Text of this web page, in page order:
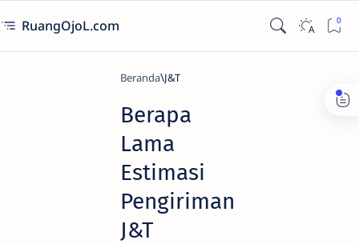
RuangOjoL.com
Beranda J&T
Berapa
Lama
Estimasi
Pengiriman
J&T